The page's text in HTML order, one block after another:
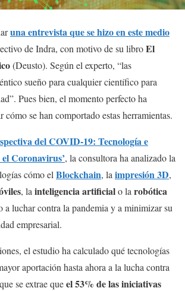
una entrevista que se hizo en este medio
de Indra, con motivo de su libroEl
(Deusto). Según el experto, “las
sueño para cualquier científico para
Pues bien, el momento perfecto ha
cómo se han comportado estas herramientas.
del COVID-19: Tecnología e
Coronavirus’, la consultora ha analizado la
cómo el Blockchain, la impresión 3D,
, la inteligencia artificialo la robótica
a luchar contra la pandemia y a minimizar su
empresarial.
el estudio ha calculado qué tecnologías
aportación hasta ahora a la lucha contra
se extrae queel 53% de las iniciativas